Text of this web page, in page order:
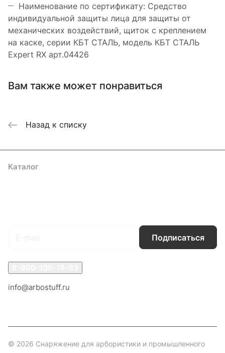
Наименование по сертификату: Средство
индивидуальной защиты лица для защиты от
механических воздействий, щиток с креплением
на каске, серии КБТ СТАЛЬ, модель КБТ СТАЛЬ
Expert RX арт.04426
Вам также может понравиться
Назад к списку
Каталог
Подписаться
info@arbostuff.ru
© 2026 Снаряжение для арбористики и промышленного